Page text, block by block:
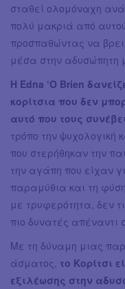
σταθεί ολομόναχη
πολύ μακριά από
προσπαθώντας να βρει
μέσα στην αδυσώπητη
Η Edna ‘O Brien
κορίτσια που δεν
αυτό που τους
τρόπο την ψυχολογική
που στερήθηκαν την
την αγάπη που είχαν
παραμύθια και τη
με τρυφερότητα, δεν
πιο δυνατές απέναντι
Με τη δύναμη μιας
άσματος, το Κορίτσι
εξιλέωσης στην